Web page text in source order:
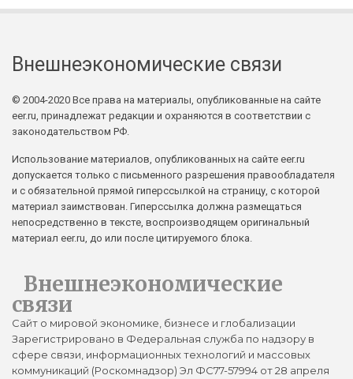
Внешнеэкономические связи
© 2004-2020 Все права на материалы, опубликованные на сайте
eer.ru, принадлежат редакции и охраняются в соответствии с
законодательством РФ.
Использование материалов, опубликованных на сайте eer.ru
допускается только с письменного разрешения правообладателя
и с обязательной прямой гиперссылкой на страницу, с которой
материал заимствован. Гиперссылка должна размещаться
непосредственно в тексте, воспроизводящем оригинальный
материал eer.ru, до или после цитируемого блока.
Внешнеэкономические
связи
Сайт о мировой экономике, бизнесе и глобализации
Зарегистрировано в Федеральная служба по надзору в
сфере связи, информационных технологий и массовых
коммуникаций (Роскомнадзор) Эл ФС77-57994 от 28 апреля